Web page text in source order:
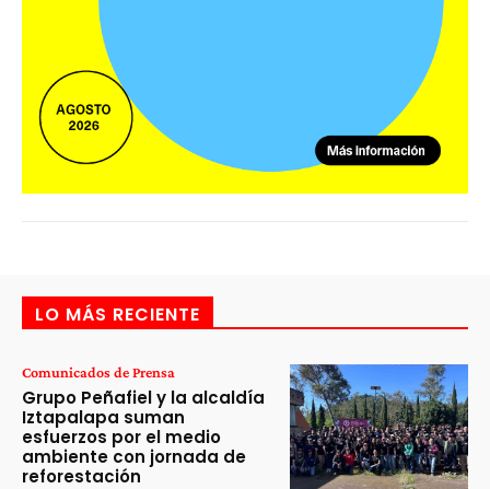
LO MÁS RECIENTE
Comunicados de Prensa
Grupo Peñafiel y la alcaldía
Iztapalapa suman
esfuerzos por el medio
ambiente con jornada de
reforestación